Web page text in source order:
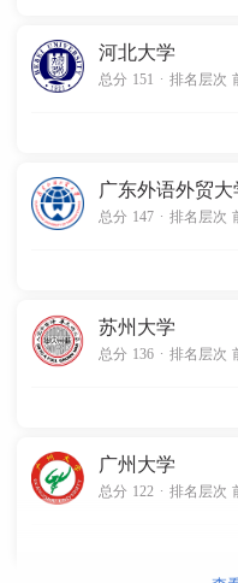
河北大学
总分 151 . 排名层次
广东外语外贸大
总分 147 . 排名层次
苏州大学
总分 136 . 排名层次
广州大学
总分 122 . 排名层次